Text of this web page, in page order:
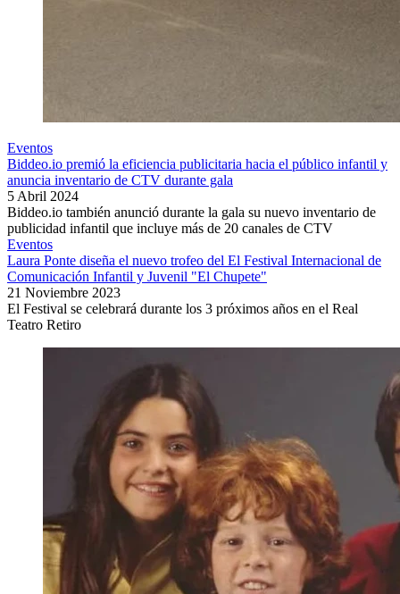
Eventos
Biddeo.io premió la eficiencia publicitaria hacia el público infantil y
anuncia inventario de CTV durante gala
5 Abril 2024
Biddeo.io también anunció durante la gala su nuevo inventario de
publicidad infantil que incluye más de 20 canales de CTV
Eventos
Laura Ponte diseña el nuevo trofeo del El Festival Internacional de
Comunicación Infantil y Juvenil "El Chupete"
21 Noviembre 2023
El Festival se celebrará durante los 3 próximos años en el Real
Teatro Retiro